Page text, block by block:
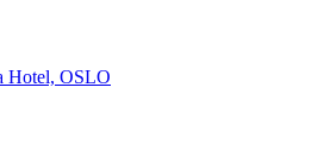
Hotel, OSLO